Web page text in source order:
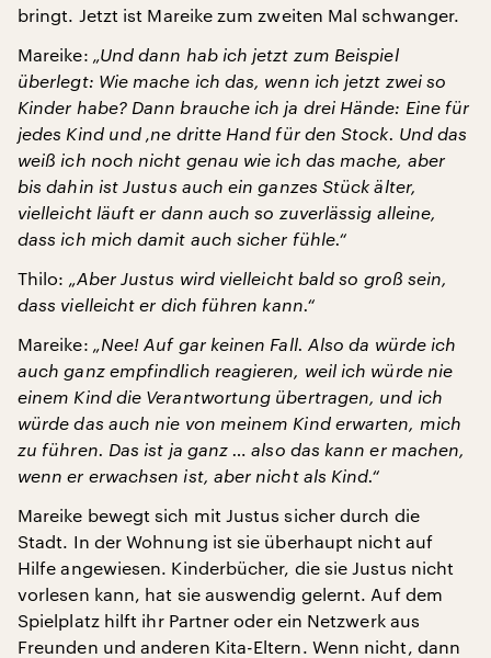
bringt. Jetzt ist Mareike zum zweiten Mal schwanger.
Mareike: „Und dann hab ich jetzt zum Beispiel
überlegt: Wie mache ich das, wenn ich jetzt zwei so
Kinder habe? Dann brauche ich ja drei Hände: Eine für
jedes Kind und ‚ne dritte Hand für den Stock. Und das
weiß ich noch nicht genau wie ich das mache, aber
bis dahin ist Justus auch ein ganzes Stück älter,
vielleicht läuft er dann auch so zuverlässig alleine,
dass ich mich damit auch sicher fühle.“
Thilo: „Aber Justus wird vielleicht bald so groß sein,
dass vielleicht er dich führen kann.“
Mareike: „Nee! Auf gar keinen Fall. Also da würde ich
auch ganz empfindlich reagieren, weil ich würde nie
einem Kind die Verantwortung übertragen, und ich
würde das auch nie von meinem Kind erwarten, mich
zu führen. Das ist ja ganz … also das kann er machen,
wenn er erwachsen ist, aber nicht als Kind.“
Mareike bewegt sich mit Justus sicher durch die
Stadt. In der Wohnung ist sie überhaupt nicht auf
Hilfe angewiesen. Kinderbücher, die sie Justus nicht
vorlesen kann, hat sie auswendig gelernt. Auf dem
Spielplatz hilft ihr Partner oder ein Netzwerk aus
Freunden und anderen Kita-Eltern. Wenn nicht, dann